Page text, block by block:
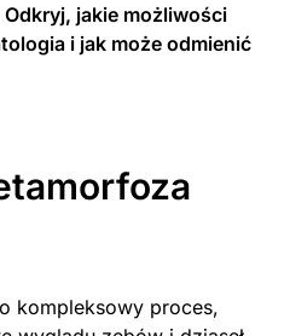
jakie możliwości
i jak może odmienić
kompleksowy proces,